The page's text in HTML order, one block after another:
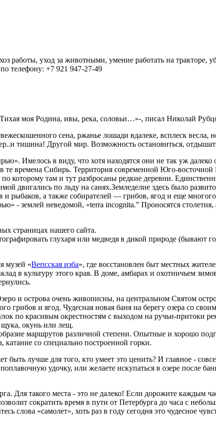
работы, уход за животными, умение работать на тракторе,
телефону: +7 921 947-27-49
моя Родина, ивы, река, соловьи…»-, писал Николай
сена, ржанье лошади вдалеке, всплеск
тишина! Другой мир. Возможность остановиться,
Имелось в виду, что хотя находятся они не так уж
те времена Сибирь. Территория современной Юго-
там и тут разбросаны редкие деревни.
двигались по льду на санях.Земледелие здесь было
и рыбаков, а также собирателей — грибов, ягод и еще
- землей неведомой, «terra incognita.” Проносятся
страницах нашего сайта.
глухаря или медведя в дикой природе (бывают
музей «Вепсская изба», где восстановлен быт местных
в культуру этого края. В доме, амбарах и охотничьем
и острова очень живописны, на центральном Святом
и ягод. Чудесная новая баня на берегу озера со
по красивым окрестностям с выходом на ручьи-притоки
щука, окунь или лещ.
маршрутов различной степени. Опытные и хорошо
катание со специально построенной горки.
быть лучше для того, кто умеет это ценить? И главное -
удочку, или желаете искупаться в озере после
Для такого места - это не далеко! Если дорожите каждым
сократить время в пути от Петербурга до часа с
слова «самолет», хоть раз в году сегодня это чудесное